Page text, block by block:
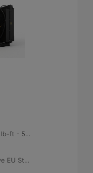
3825 1.200 dev/dk.da lb-ft - 5186 1.200 dev/dk.da Nm
U.S. EPA Tier 4 Final ve EU Stage V